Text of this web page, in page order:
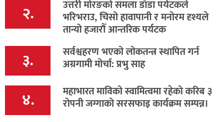
२. उत्तरी मोरङको समला डाँडा पर्यटकले
भरिभराउ, चिसो हावापानी र मनोरम दृश्यले
तान्यो हजारौँ आन्तरिक पर्यटक
३. सर्वश्वहरण भएको लोकतन्त्र स्थापित गर्न
अग्रगामी मोर्चा: प्रभु साह
४. महाभारत माविको स्वामित्वमा रहेको करिब ३
रोपनी जग्गाको सरसफाइ कार्यक्रम सम्पन्न।